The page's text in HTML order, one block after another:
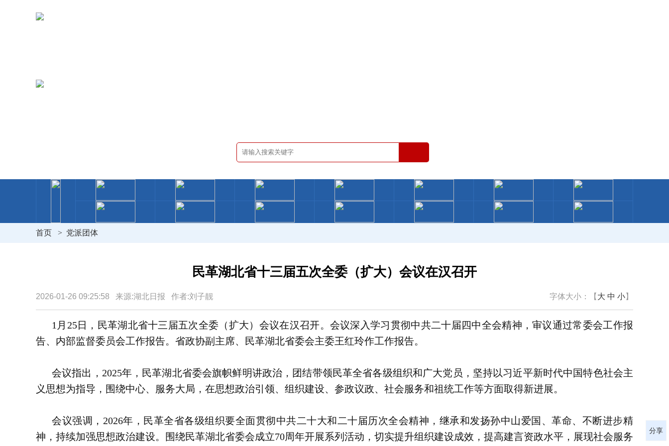
首页 > 党派团体
民革湖北省十三届五次全委（扩大）会议在汉召开
2026-01-26 09:25:58 来源:湖北日报 作者:刘子靓 字体大小：【 大 中 小】
1月25日，民革湖北省十三届五次全委（扩大）会议在汉召开。会议深入学习贯彻中共二十届四中全会精神，审议通过常委会工作报
告、内部监督委员会工作报告。省政协副主席、民革湖北省委会主委王红玲作工作报告。
会议指出，2025年，民革湖北省委会旗帜鲜明讲政治，团结带领民革全省各级组织和广大党员，坚持以习近平新时代中国特色社会主
义思想为指导，围绕中心、服务大局，在思想政治引领、组织建设、参政议政、社会服务和祖统工作等方面取得新进展。
会议强调，2026年，民革全省各级组织要全面贯彻中共二十大和二十届历次全会精神，继承和发扬孙中山爱国、革命、不断进步精
神，持续加强思想政治建设。围绕民革湖北省委会成立70周年开展系列活动，切实提升组织建设成效，提高建言资政水平，展现社会服务
分享